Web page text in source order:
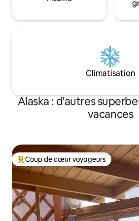
Climatisation
Alaska : d'autres
vacances
Coups de cœur voyageurs les plus
Coup de cœur voyageurs